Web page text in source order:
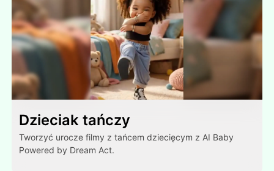
Dzieciak tańczy
Tworzyć urocze filmy z tańcem dziecięcym z AI Baby
Powered by Dream Act.